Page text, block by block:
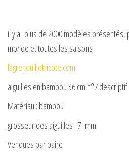
il y a plus de 2000 modèles présentés,
monde et toutes les saisons
lagrenouilletricote.com
aiguilles en bambou 36 cm n°7 descriptif
Matériau : bambou
grosseur des aiguilles : 7 mm
Vendues par paire